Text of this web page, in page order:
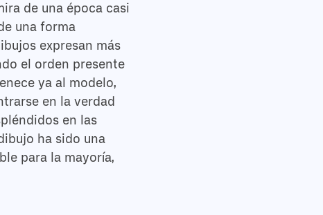
de una época casi
una forma
expresan más
el orden presente
ya al modelo,
en la verdad
en las
ha sido una
para la mayoría,